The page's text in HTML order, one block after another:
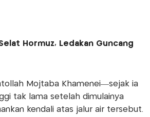
Hormuz, Ledakan Guncang
Mojtaba Khamenei—sejak ia
tak lama setelah dimulainya
kendali atas jalur air tersebut.